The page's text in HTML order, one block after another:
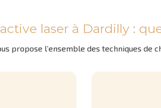
laser à Dardilly :
propose l’ensemble des techniques